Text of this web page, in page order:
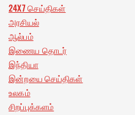
24X7 செய்திகள்
அரசியல்
ஆல்பம்
இணைய தொடர்
இந்தியா
இன்றயை செய்திகள்
உலகம்
சிறப்புக்களம்